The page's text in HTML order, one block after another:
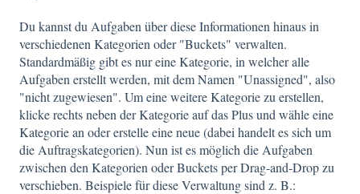
Du kannst du Aufgaben über diese Informationen hinaus in
verschiedenen Kategorien oder "Buckets" verwalten.
Standardmäßig gibt es nur eine Kategorie, in welcher alle
Aufgaben erstellt werden, mit dem Namen "Unassigned", also
"nicht zugewiesen". Um eine weitere Kategorie zu erstellen,
klicke rechts neben der Kategorie auf das Plus und wähle eine
Kategorie an oder erstelle eine neue (dabei handelt es sich um
die Auftragskategorien). Nun ist es möglich die Aufgaben
zwischen den Kategorien oder Buckets per Drag-and-Drop zu
verschieben. Beispiele für diese Verwaltung sind z. B.: